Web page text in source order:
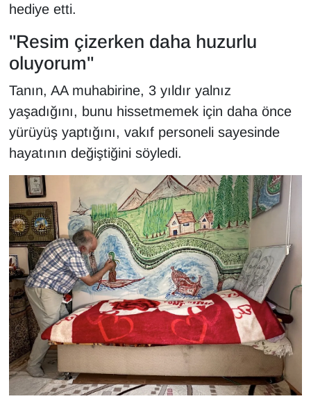
hediye etti.
"Resim çizerken daha huzurlu
oluyorum"
Tanın, AA muhabirine, 3 yıldır yalnız
yaşadığını, bunu hissetmemek için daha önce
yürüyüş yaptığını, vakıf personeli sayesinde
hayatının değiştiğini söyledi.